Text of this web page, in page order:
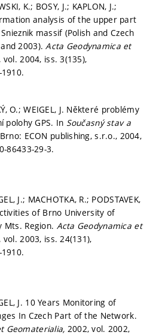
K.; BOSY, J.; KAPLON, J.;
analysis of the upper part
massif (Polish and Czech
2003).Acta Geodynamica et
vol. 2004, iss. 3(135),
1910.
O.; WEIGEL, J. Některé problémy
polohy GPS. In Současný stav a
Brno: ECON publishing, s.r.o., 2004,
86433-29-3.
J.; MACHOTKA, R.; PODSTAVEK,
of Brno University of
Mts. Region. Acta Geodynamica et
vol. 2003, iss. 24(131),
1910.
J. 10 Years Monitoring of
In Czech Part of the Network.
Geomaterialia, 2002, vol. 2002,